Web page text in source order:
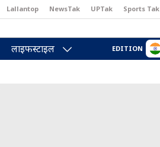
Lallantop NewsTak UPTak Sports Tak
लाइफस्टाइल EDITION